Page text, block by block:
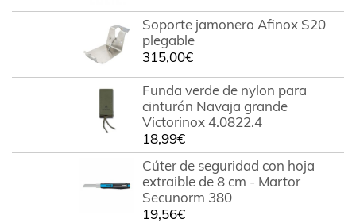
Soporte jamonero Afinox S20
plegable
315,00€
Funda verde de nylon para
cinturón Navaja grande
Victorinox 4.0822.4
18,99€
Cúter de seguridad con hoja
extraible de 8 cm - Martor
Secunorm 380
19,56€